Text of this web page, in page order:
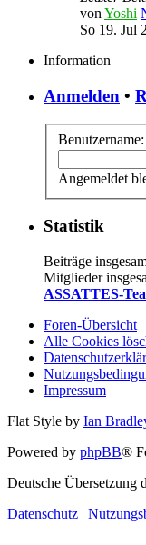
vonYoshi
So 19. Jul
Information
Anmelden •
Benutzername:
Angemeldet
Statistik
Beiträge
Mitglieder
ASSATTES-
Foren-Übersicht
Alle Cookies
Impressum
Flat Style by Ian
Powered by phpBB®
Deutsche Übersetzung
Datenschutz |